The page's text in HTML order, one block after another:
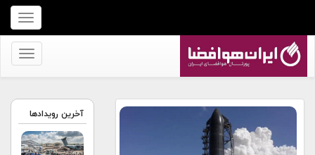
برای
نمایش
منو
برای
کنید
آخرین رویدادها